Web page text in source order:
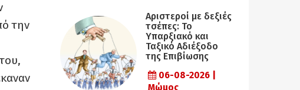
την
Αριστεροί με δεξιές
τσέπες: Το
Υπαρξιακό και
Ταξικό Αδιέξοδο
της Επιβίωσης
06-08-2026 |
Μώμος